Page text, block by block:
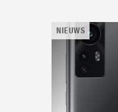
NIEUWS